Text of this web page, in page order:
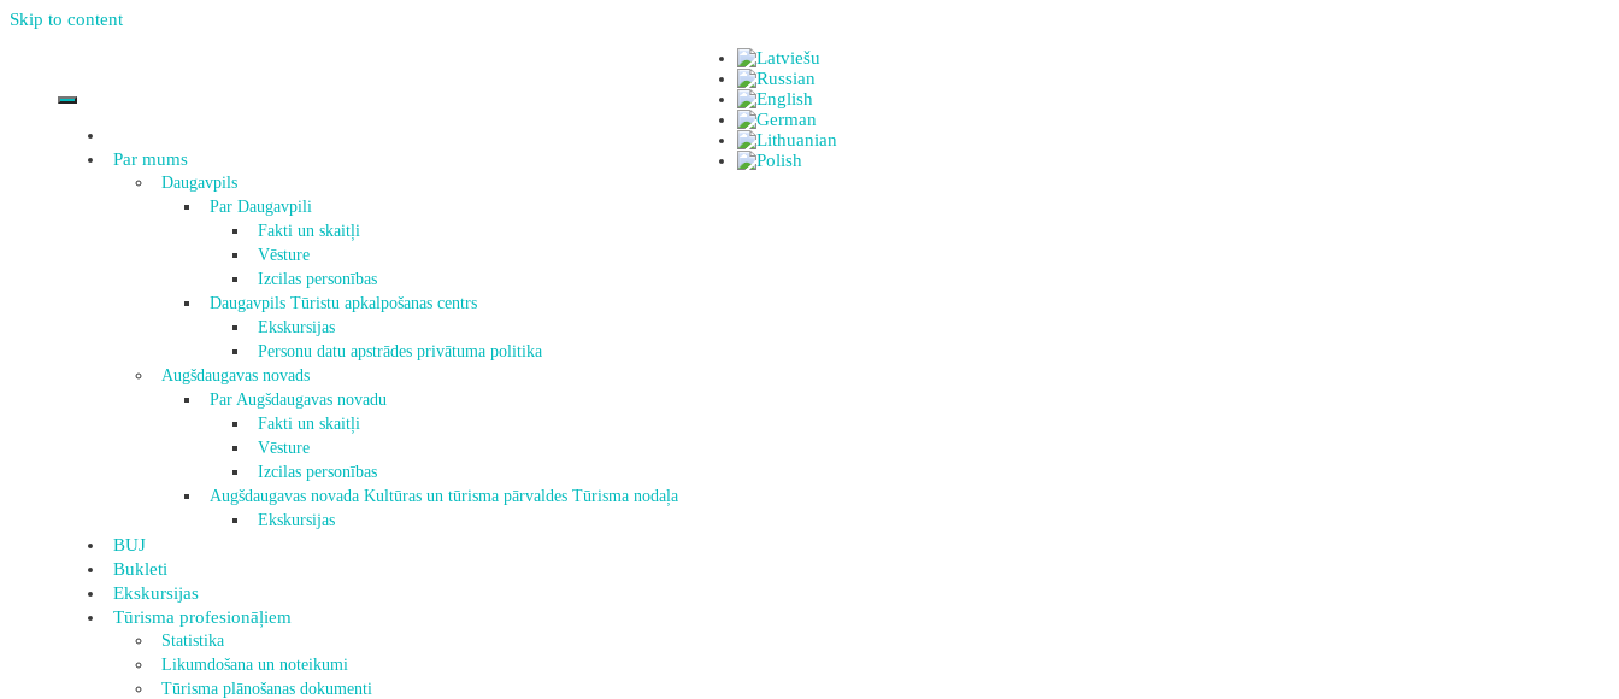
Skip to content
Par mums
Daugavpils
Par Daugavpili
Fakti un skaitļi
Vēsture
Izcilas personības
Daugavpils Tūristu apkalpošanas centrs
Ekskursijas
Personu datu apstrādes privātuma politika
Augšdaugavas novads
Par Augšdaugavas novadu
Fakti un skaitļi
Vēsture
Izcilas personības
Augšdaugavas novada Kultūras un tūrisma pārvaldes Tūrisma nodaļa
Ekskursijas
BUJ
Bukleti
Ekskursijas
Tūrisma profesionāļiem
Statistika
Likumdošana un noteikumi
Tūrisma plānošanas dokumenti